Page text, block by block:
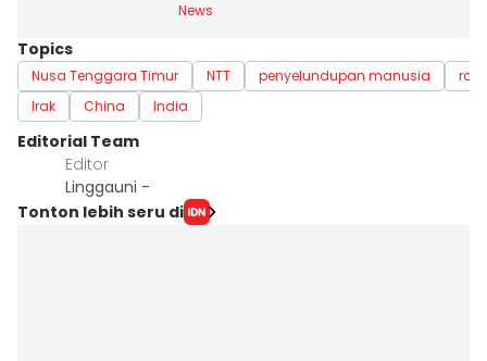
News
Topics
Nusa Tenggara Timur NTT penyelundupan manusia
rote
Irak
China India
Editorial Team
Editor
Linggauni -
Tonton lebih seru di